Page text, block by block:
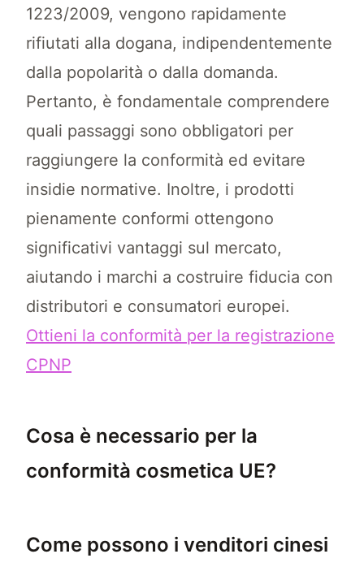
1223/2009, vengono rapidamente
rifiutati alla dogana, indipendentemente
dalla popolarità o dalla domanda.
Pertanto, è fondamentale comprendere
quali passaggi sono obbligatori per
raggiungere la conformità ed evitare
insidie normative. Inoltre, i prodotti
pienamente conformi ottengono
significativi vantaggi sul mercato,
aiutando i marchi a costruire fiducia con
distributori e consumatori europei.
Ottieni la conformità per la registrazione
CPNP
Cosa è necessario per la
conformità cosmetica UE?
Come possono i venditori cinesi